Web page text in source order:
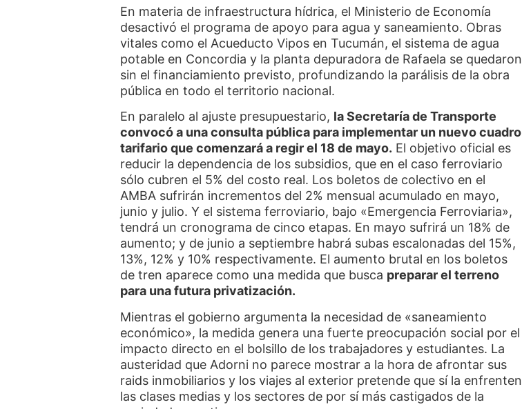
En materia de infraestructura hídrica, el Ministerio de Economía
desactivó el programa de apoyo para agua y saneamiento. Obras
vitales como el Acueducto Vipos en Tucumán, el sistema de agua
potable en Concordia y la planta depuradora de Rafaela se quedaron
sin el financiamiento previsto, profundizando la parálisis de la obra
pública en todo el territorio nacional.
En paralelo al ajuste presupuestario, la Secretaría de Transporte
convocó a una consulta pública para implementar un nuevo cuadro
tarifario que comenzará a regir el 18 de mayo. El objetivo oficial es
reducir la dependencia de los subsidios, que en el caso ferroviario
sólo cubren el 5% del costo real. Los boletos de colectivo en el
AMBA sufrirán incrementos del 2% mensual acumulado en mayo,
junio y julio. Y el sistema ferroviario, bajo «Emergencia Ferroviaria»,
tendrá un cronograma de cinco etapas. En mayo sufrirá un 18% de
aumento; y de junio a septiembre habrá subas escalonadas del 15%,
13%, 12% y 10% respectivamente. El aumento brutal en los boletos
de tren aparece como una medida que busca preparar el terreno
para una futura privatización.
Mientras el gobierno argumenta la necesidad de «saneamiento
económico», la medida genera una fuerte preocupación social por el
impacto directo en el bolsillo de los trabajadores y estudiantes. La
austeridad que Adorni no parece mostrar a la hora de afrontar sus
raids inmobiliarios y los viajes al exterior pretende que sí la enfrenten
las clases medias y los sectores de por sí más castigados de la